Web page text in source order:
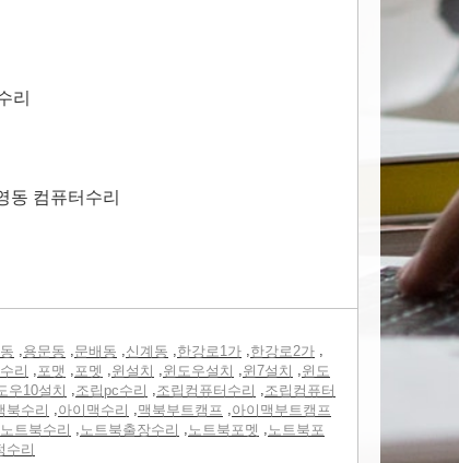
리
동 컴퓨터수리
,용문동 ,문배동 ,신계동 ,한강로1가 ,한강로2가 ,
리 ,포맷 ,포멧 ,윈설치 ,윈도우설치 ,윈7설치 ,윈도
우10설치 ,조립pc수리 ,조립컴퓨터수리 ,조립컴퓨터
북수리 ,아이맥수리 ,맥북부트캠프 ,아이맥부트캠프
노트북수리 ,노트북출장수리 ,노트북포멧 ,노트북포
수리